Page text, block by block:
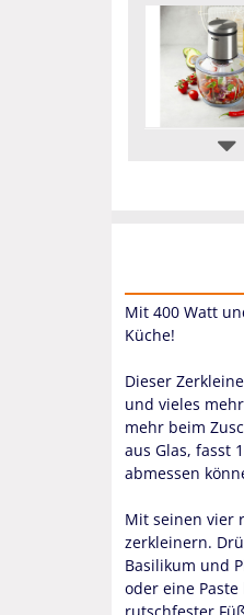
Mit 400 Watt
Küche!
Dieser
und vieles
mehr beim
aus Glas, fasst
abmessen
Mit seinen vier
zerkleinern.
Basilikum und
oder eine